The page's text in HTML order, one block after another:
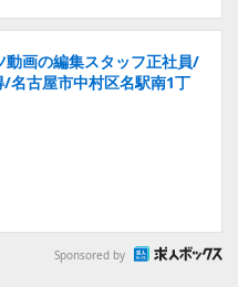
動画の編集スタッフ正社員/
名古屋市中村区名駅南1丁
Sponsored by